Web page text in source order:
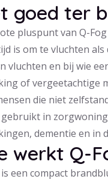
goed ter
pluspunt van Q-
is om te vluchten
vluchten en bij wie
of vergeetachtige
die niet
in
dementie en in
werkt Q-
een compact